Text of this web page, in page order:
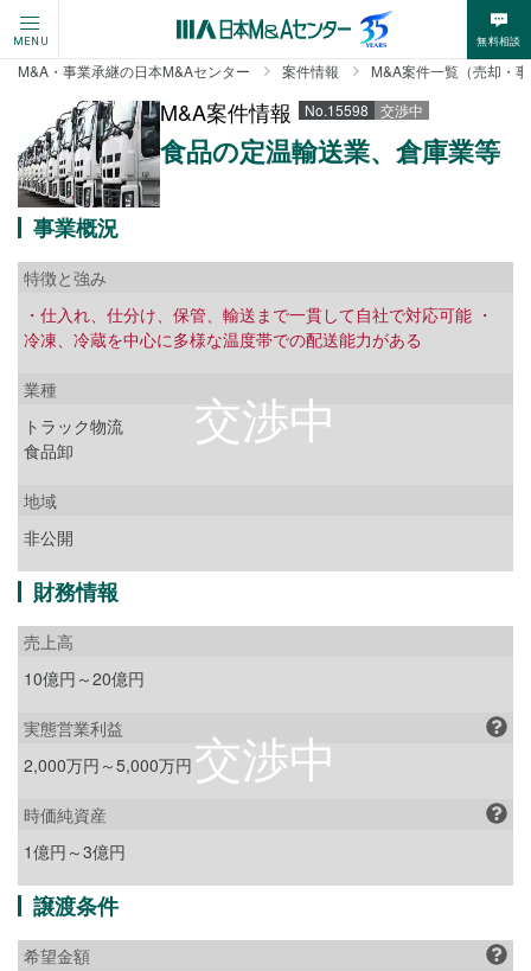
MENU 無料相談
M&A・事業承継の日本M&Aセンター 案件情報 M&A案件一覧（売却・
M&A案件情報 No.15598 交渉中
食品の定温輸送業、倉庫業等
事業概況
特徴と強み
・仕入れ、仕分け、保管、輸送まで一貫して自社で対応可能 ・
冷凍、冷蔵を中心に多様な温度帯での配送能力がある
業種
トラック物流
食品卸
地域
非公開
財務情報
売上高
10億円～20億円
実態営業利益
2,000万円～5,000万円
時価純資産
1億円～3億円
譲渡条件
希望金額